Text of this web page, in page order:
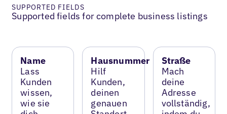
SUPPORTED FIELDS
Supported fields for complete business listings
Name
Lass
Kunden
wissen,
wie sie
Hausnummer
Hilf
Kunden,
deinen
genauen
Straße
Mach
deine
Adresse
vollständig,